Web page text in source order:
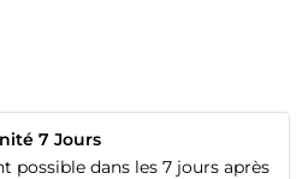
7 Jours
possible dans les 7 jours après